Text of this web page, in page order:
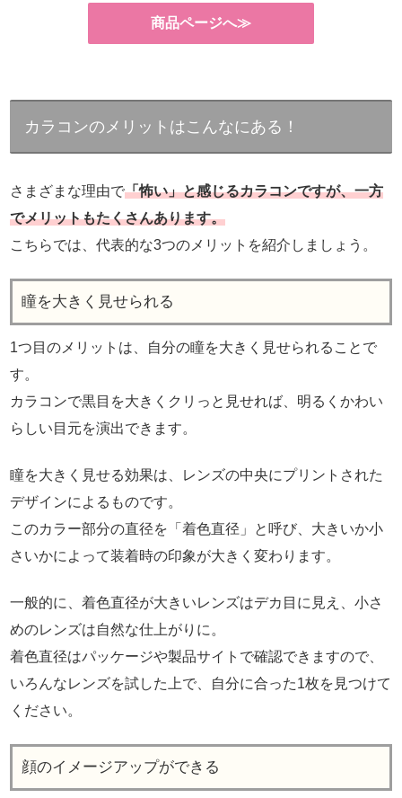
商品ページへ≫
カラコンのメリットはこんなにある！
さまざまな理由で「怖い」と感じるカラコンですが、一方
でメリットもたくさんあります。
こちらでは、代表的な3つのメリットを紹介しましょう。
瞳を大きく見せられる
1つ目のメリットは、自分の瞳を大きく見せられることで
す。
カラコンで黒目を大きくクリっと見せれば、明るくかわい
らしい目元を演出できます。
瞳を大きく見せる効果は、レンズの中央にプリントされた
デザインによるものです。
このカラー部分の直径を「着色直径」と呼び、大きいか小
さいかによって装着時の印象が大きく変わります。
一般的に、着色直径が大きいレンズはデカ目に見え、小さ
めのレンズは自然な仕上がりに。
着色直径はパッケージや製品サイトで確認できますので、
いろんなレンズを試した上で、自分に合った1枚を見つけて
ください。
顔のイメージアップができる